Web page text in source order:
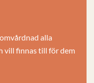
alla
vill finnas till för dem